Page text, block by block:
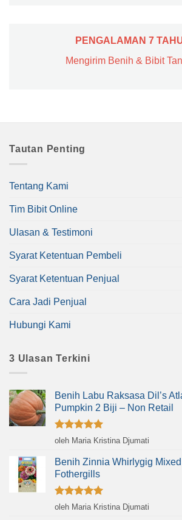
PENGALAMAN 7
Mengirim Benih & Bibit
Tautan Penting
Tentang Kami
Tim Bibit Online
Ulasan & Testimoni
Syarat Ketentuan Pembeli
Syarat Ketentuan Penjual
Cara Jadi Penjual
Hubungi Kami
3 Ulasan Terkini
Benih Labu Raksasa Dil’s
Pumpkin 2 Biji – Non Retail
Dinilai5
oleh Maria Kristina Djumati
Benih Zinnia Whirlygig
Fothergills
Dinilai5
oleh Maria Kristina Djumati